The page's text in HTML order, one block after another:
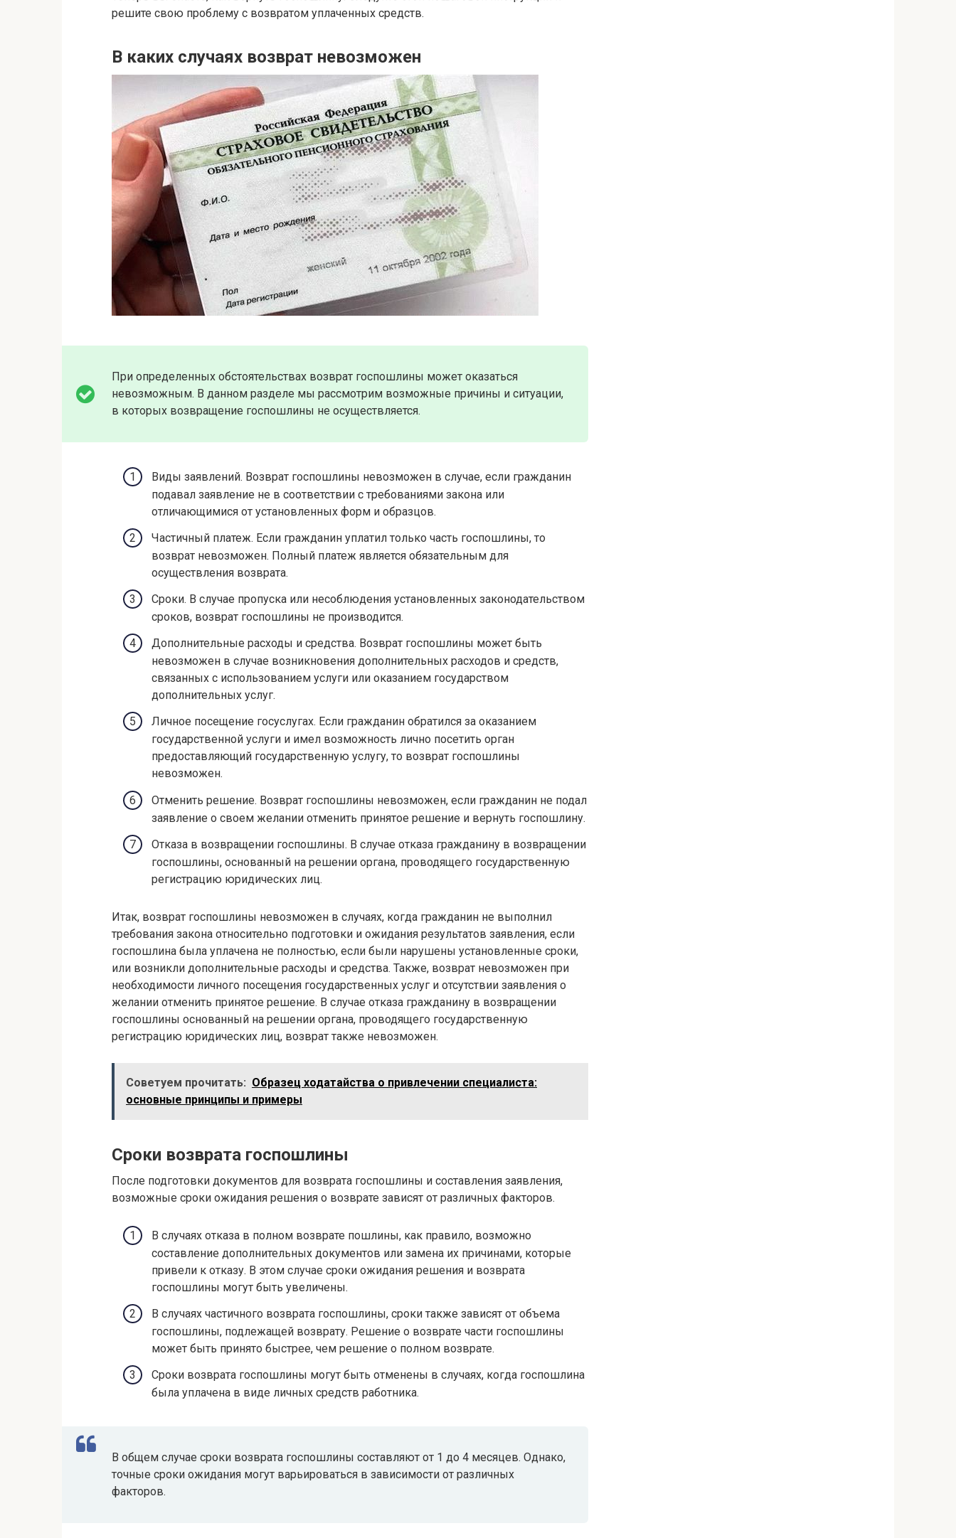
решите свою проблему с возвратом уплаченных средств.
В каких случаях возврат невозможен
При определенных обстоятельствах возврат госпошлины может оказаться
невозможным. В данном разделе мы рассмотрим возможные причины и ситуации,
в которых возвращение госпошлины не осуществляется.
Виды заявлений. Возврат госпошлины невозможен в случае, если гражданин
подавал заявление не в соответствии с требованиями закона или
отличающимися от установленных форм и образцов.
Частичный платеж. Если гражданин уплатил только часть госпошлины, то
возврат невозможен. Полный платеж является обязательным для
осуществления возврата.
Сроки. В случае пропуска или несоблюдения установленных законодательством
сроков, возврат госпошлины не производится.
Дополнительные расходы и средства. Возврат госпошлины может быть
невозможен в случае возникновения дополнительных расходов и средств,
связанных с использованием услуги или оказанием государством
дополнительных услуг.
Личное посещение госуслугах. Если гражданин обратился за оказанием
государственной услуги и имел возможность лично посетить орган
предоставляющий государственную услугу, то возврат госпошлины
невозможен.
Отменить решение. Возврат госпошлины невозможен, если гражданин не подал
заявление о своем желании отменить принятое решение и вернуть госпошлину.
Отказа в возвращении госпошлины. В случае отказа гражданину в возвращении
госпошлины, основанный на решении органа, проводящего государственную
регистрацию юридических лиц.
Итак, возврат госпошлины невозможен в случаях, когда гражданин не выполнил
требования закона относительно подготовки и ожидания результатов заявления, если
госпошлина была уплачена не полностью, если были нарушены установленные сроки,
или возникли дополнительные расходы и средства. Также, возврат невозможен при
необходимости личного посещения государственных услуг и отсутствии заявления о
желании отменить принятое решение. В случае отказа гражданину в возвращении
госпошлины основанный на решении органа, проводящего государственную
регистрацию юридических лиц, возврат также невозможен.
Советуем прочитать: Образец ходатайства о привлечении специалиста:
основные принципы и примеры
Сроки возврата госпошлины
После подготовки документов для возврата госпошлины и составления заявления,
возможные сроки ожидания решения о возврате зависят от различных факторов.
В случаях отказа в полном возврате пошлины, как правило, возможно
составление дополнительных документов или замена их причинами, которые
привели к отказу. В этом случае сроки ожидания решения и возврата
госпошлины могут быть увеличены.
В случаях частичного возврата госпошлины, сроки также зависят от объема
госпошлины, подлежащей возврату. Решение о возврате части госпошлины
может быть принято быстрее, чем решение о полном возврате.
Сроки возврата госпошлины могут быть отменены в случаях, когда госпошлина
была уплачена в виде личных средств работника.
В общем случае сроки возврата госпошлины составляют от 1 до 4 месяцев. Однако,
точные сроки ожидания могут варьироваться в зависимости от различных
факторов.